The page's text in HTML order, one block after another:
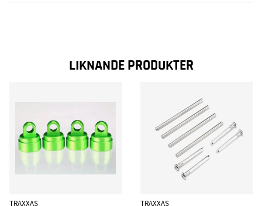
LIKNANDE PRODUKTER
TRAXXAS TRAXXAS